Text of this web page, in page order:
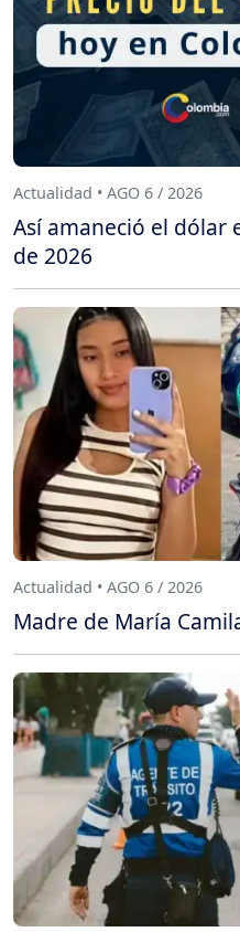
Actualidad • AGO 6 / 2026
Así amaneció el dólar
de 2026
Actualidad • AGO 6 / 2026
Madre de María